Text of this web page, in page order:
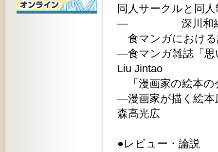
同人サークルと同
― 深川和
食マンガにおける
―食マンガ
Liu Jintao
「漫画家の絵本の
―漫画家が
森高光広
●レビュー・論説